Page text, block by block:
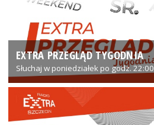
EXTRA PRZEGLĄD TYGODNIA
Słuchaj w poniedziałek po godz. 22:00